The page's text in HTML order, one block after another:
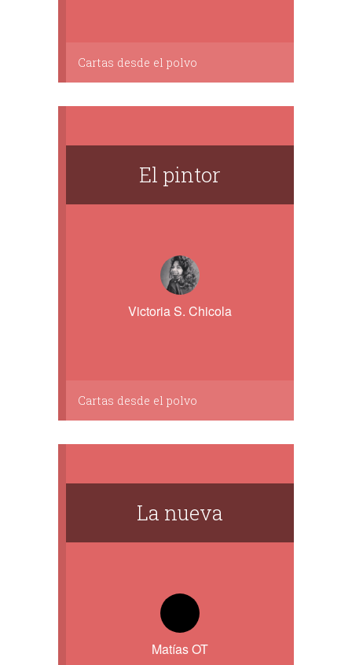
Cartas desde el polvo
El pintor
Victoria S. Chicola
Cartas desde el polvo
La nueva
Matías OT